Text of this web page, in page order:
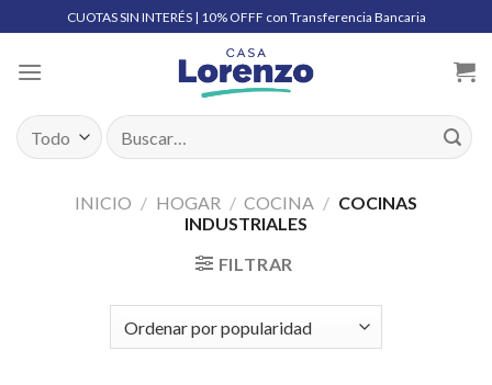
to
content
CUOTAS SIN INTERÉS | 10% OFFF con Transferencia Bancaria
Buscar
por:
INICIO / HOGAR / COCINA / COCINAS
INDUSTRIALES
FILTRAR